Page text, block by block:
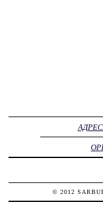
© 2012